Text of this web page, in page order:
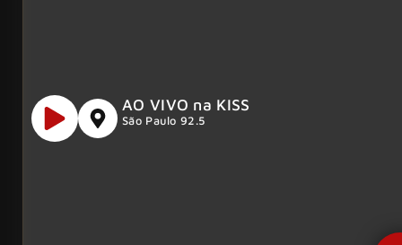
AO VIVO na KISS
São Paulo 92.5